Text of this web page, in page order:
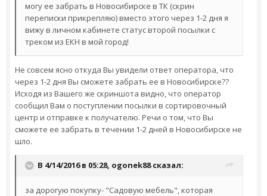
могу ее забрать в Новосибирске в ТК (скрин
переписки прикрепляю) вместо этого через 1-2 дня я
вижу в личном кабинете статус второй посылки с
треком из ЕКН в мой город!
Не совсем ясно откуда Вы увидели ответ оператора, что
через 1-2 дня Вы сможете забрать ее в Новосибирске??
Исходя из Вашего же скриншота видно, что оператор
сообщил Вам о поступлении посылки в сортировочный
центр и отправке к получателю. Речи о том, что Вы
сможете ее забрать в течении 1-2 дней в Новосибирске не
шло.
В 4/14/2016 в 05:28, ogonek88сказал:
за дорогую покупку- "Садовую мебель", которая